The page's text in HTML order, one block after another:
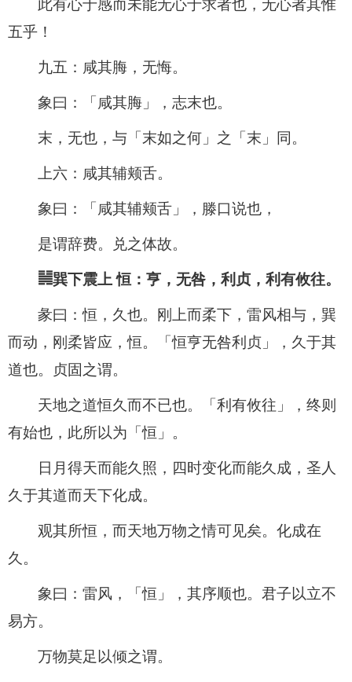
此有心于感而未能无心于求者也，无心者其惟
五乎！
九五：咸其脢，无悔。
象曰：「咸其脢」，志末也。
末，无也，与「末如之何」之「末」同。
上六：咸其辅颊舌。
象曰：「咸其辅颊舌」，滕口说也，
是谓辞费。兑之体故。
䷟巽下震上 恒：亨，无咎，利贞，利有攸往。
彖曰：恒，久也。刚上而柔下，雷风相与，巽
而动，刚柔皆应，恒。「恒亨无咎利贞」，久于其
道也。贞固之谓。
天地之道恒久而不已也。「利有攸往」，终则
有始也，此所以为「恒」。
日月得天而能久照，四时变化而能久成，圣人
久于其道而天下化成。
观其所恒，而天地万物之情可见矣。化成在
久。
象曰：雷风，「恒」，其序顺也。君子以立不
易方。
万物莫足以倾之谓。